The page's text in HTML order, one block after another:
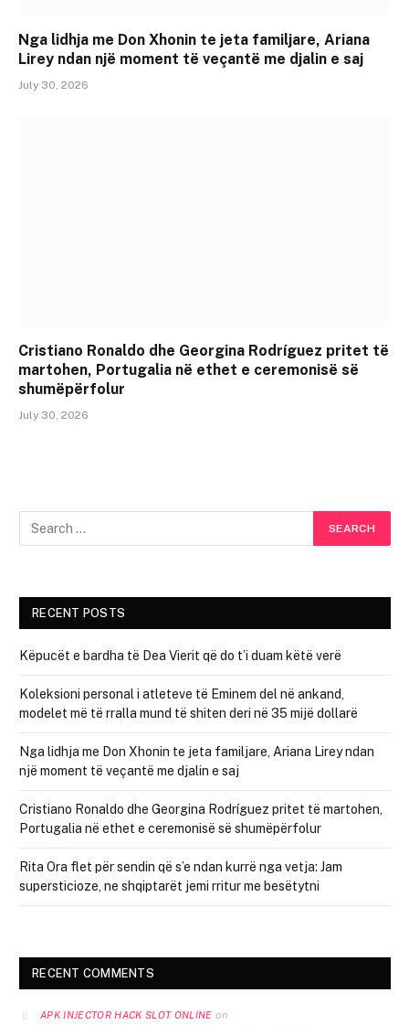
Nga lidhja me Don Xhonin te jeta familjare, Ariana
Lirey ndan një moment të veçantë me djalin e saj
July 30, 2026
Cristiano Ronaldo dhe Georgina Rodríguez pritet të
martohen, Portugalia në ethet e ceremonisë së
shumëpërfolur
July 30, 2026
RECENT POSTS
Këpucët e bardha të Dea Vierit që do t’i duam këtë verë
Koleksioni personal i atleteve të Eminem del në ankand,
modelet më të rralla mund të shiten deri në 35 mijë dollarë
Nga lidhja me Don Xhonin te jeta familjare, Ariana Lirey ndan
një moment të veçantë me djalin e saj
Cristiano Ronaldo dhe Georgina Rodríguez pritet të martohen,
Portugalia në ethet e ceremonisë së shumëpërfolur
Rita Ora flet për sendin që s’e ndan kurrë nga vetja: Jam
supersticioze, ne shqiptarët jemi rritur me besëtytni
RECENT COMMENTS
APK INJECTOR HACK SLOT ONLINE on